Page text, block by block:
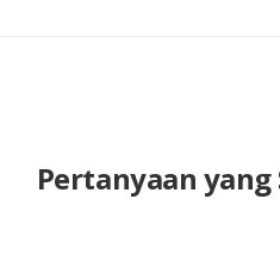
Pertanyaan